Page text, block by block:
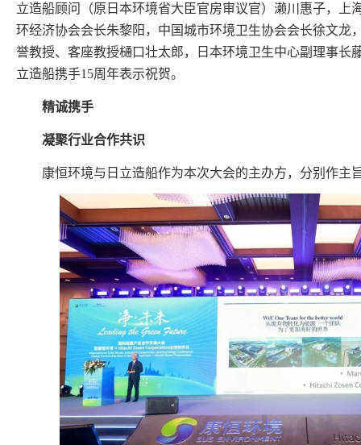
立造船顾问（原日本环境省大臣官房审议官）濑川惠子，上
环经济协会会长朱黎阳，中国城市环境卫生协会会长徐文龙
誉教授、客座教授樋口壮太郎，日本环境卫生中心副理事长
立造船携手15周年表示祝贺。
精诚携手
凝聚行业合作共识
康恒环境与日立造船作为本次大会的主办方，分别作主